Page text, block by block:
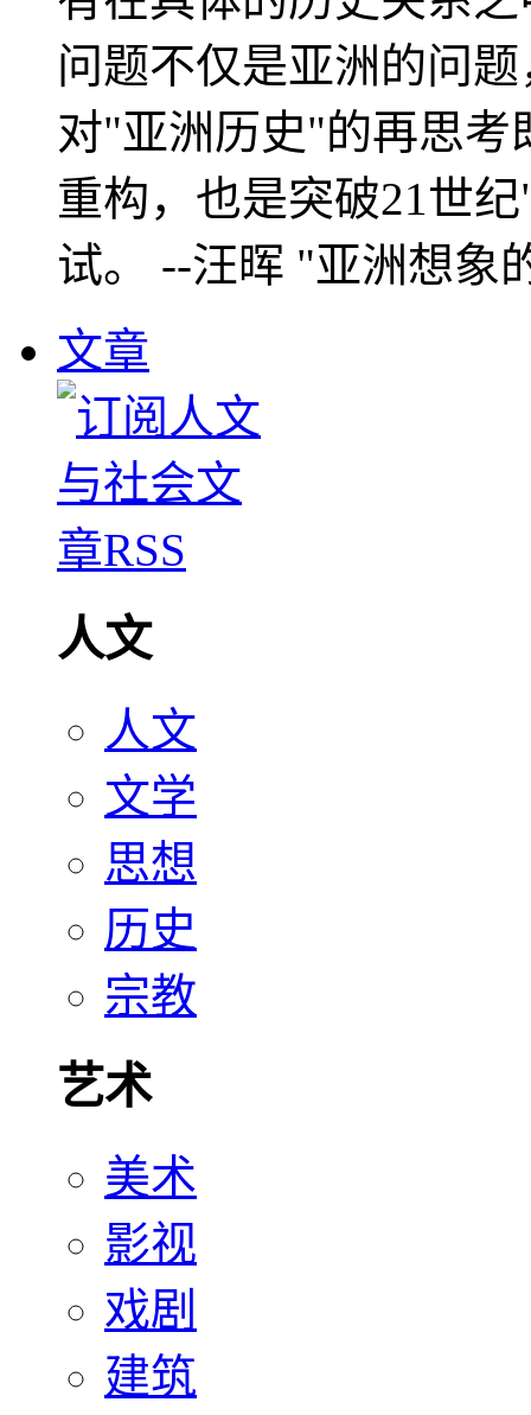
问题不仅是亚洲的问
对"亚洲历史"的再思考
重构，也是突破21世
试。 --汪晖 "亚洲想象
文章
人文
人文
文学
思想
历史
宗教
艺术
美术
影视
戏剧
建筑